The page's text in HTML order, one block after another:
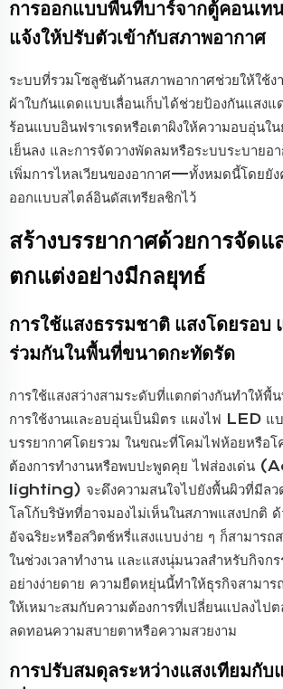
การออกแบบพื้นที่บาร์จากตู้คอนเท
แจ้งให้ปรับตัวเข้ากับสภาพอากาศ
ระบบที่รวมโซลูชันด้านสภาพอากาศช่วยให้ใช้
ผ้าใบกันแดดแบบเลื่อนเก็บได้ช่วยป้องกันแสงแ
ร้อนแบบอินฟราเรดหรือเตาผิงให้ความอบอุ่นใ
เย็นลง และการจัดวางพัดลมหรือระบบระบายอ
เพิ่มการไหลเวียนของอากาศ—ทั้งหมดนี้โดยยั
ออกแบบสไตล์อินดัสเทรียลชิกไว้
สร้างบรรยากาศด้วยการจัดแ
ตกแต่งอย่างมีกลยุทธ์
การใช้แสงธรรมชาติ แสงโดยรอบ
ร่วมกันในพื้นที่ขนาดกะทัดรัด
การใช้แสงสว่างสามระดับที่แตกต่างกันทำให้พื้
การใช้งานและอบอุ่นเป็นมิตร แผงไฟ LED แ
บรรยากาศโดยรวม ในขณะที่โคมไฟห้อยหรือโ
ต้องการทำงานหรือพบปะพูดคุย ไฟส่องเด่น
lighting) จะดึงความสนใจไปยังพื้นผิวที่มีลว
โลโก้บริษัทที่อาจมองไม่เห็นในสภาพแสงปกติ
อัจฉริยะหรือสวิตช์หรี่แสงแบบง่าย ๆ ก็สามารถ
ในช่วงเวลาทำงาน และแสงนุ่มนวลสำหรับกิจกร
อย่างง่ายดาย ความยืดหยุ่นนี้ทำให้ธุรกิจสามา
ให้เหมาะสมกับความต้องการที่เปลี่ยนแปลงไป
ลดทอนความสบายตาหรือความสวยงาม
การปรับสมดุลระหว่างแสงเทียมกับ